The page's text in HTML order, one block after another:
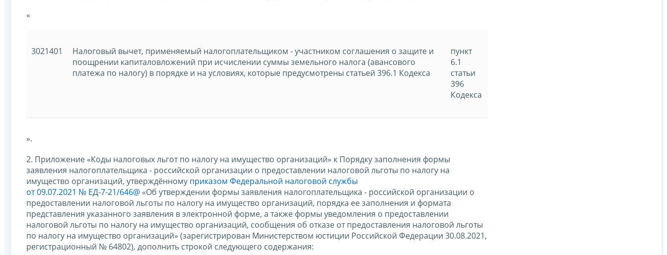
«
3021401
Налоговый вычет, применяемый налогоплательщиком - участником соглашения о защите и
поощрении капиталовложений при исчислении суммы земельного налога (авансового
платежа по налогу) в порядке и на условиях, которые предусмотрены статьей 396.1 Кодекса
пункт
6.1
статьи
396
Кодекса
».
2. Приложение «Коды налоговых льгот по налогу на имущество организаций» к Порядку заполнения формы
заявления налогоплательщика - российской организации о предоставлении налоговой льготы по налогу на
имущество организаций, утверждённому приказом Федеральной налоговой службы
от 09.07.2021 № ЕД-7-21/646@ «Об утверждении формы заявления налогоплательщика - российской организации о
предоставлении налоговой льготы по налогу на имущество организаций, порядка ее заполнения и формата
представления указанного заявления в электронной форме, а также формы уведомления о предоставлении
налоговой льготы по налогу на имущество организаций, сообщения об отказе от предоставления налоговой льготы
по налогу на имущество организаций» (зарегистрирован Министерством юстиции Российской Федерации 30.08.2021,
регистрационный № 64802), дополнить строкой следующего содержания: